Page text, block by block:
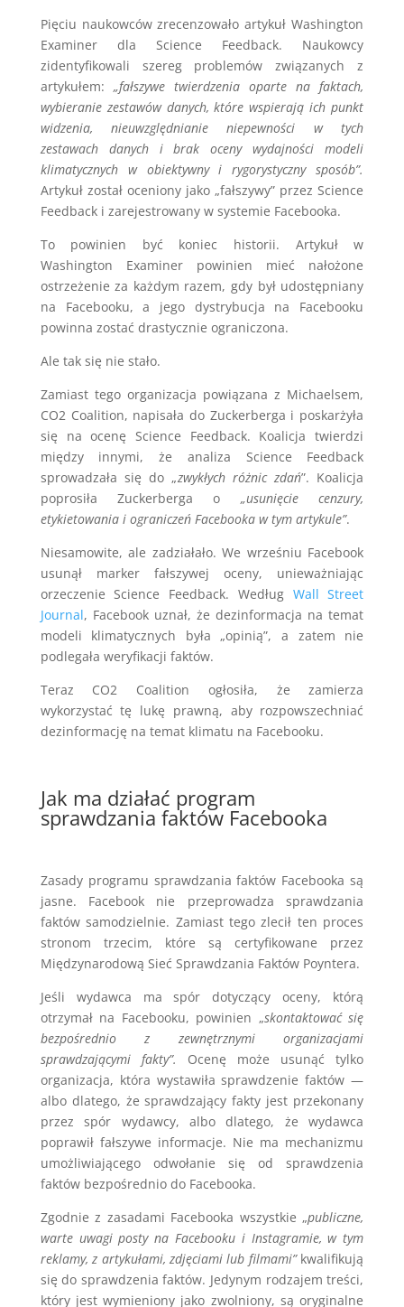
Pięciu naukowców zrecenzowało artykuł Washington
Examiner dla Science Feedback. Naukowcy
zidentyfikowali szereg problemów związanych z
artykułem: „fałszywe twierdzenia oparte na faktach,
wybieranie zestawów danych, które wspierają ich punkt
widzenia, nieuwzględnianie niepewności w tych
zestawach danych i brak oceny wydajności modeli
klimatycznych w obiektywny i rygorystyczny sposób”.
Artykuł został oceniony jako „fałszywy” przez Science
Feedback i zarejestrowany w systemie Facebooka.
To powinien być koniec historii. Artykuł w
Washington Examiner powinien mieć nałożone
ostrzeżenie za każdym razem, gdy był udostępniany
na Facebooku, a jego dystrybucja na Facebooku
powinna zostać drastycznie ograniczona.
Ale tak się nie stało.
Zamiast tego organizacja powiązana z Michaelsem,
CO2 Coalition, napisała do Zuckerberga i poskarżyła
się na ocenę Science Feedback. Koalicja twierdzi
między innymi, że analiza Science Feedback
sprowadzała się do „zwykłych różnic zdań”. Koalicja
poprosiła Zuckerberga o „usunięcie cenzury,
etykietowania i ograniczeń Facebooka w tym artykule”.
Niesamowite, ale zadziałało. We wrześniu Facebook
usunął marker fałszywej oceny, unieważniając
orzeczenie Science Feedback. Według Wall Street
Journal, Facebook uznał, że dezinformacja na temat
modeli klimatycznych była „opinią”, a zatem nie
podlegała weryfikacji faktów.
Teraz CO2 Coalition ogłosiła, że ​​zamierza
wykorzystać tę lukę prawną, aby rozpowszechniać
dezinformację na temat klimatu na Facebooku.
Jak ma działać program
sprawdzania faktów Facebooka
Zasady programu sprawdzania faktów Facebooka są
jasne. Facebook nie przeprowadza sprawdzania
faktów samodzielnie. Zamiast tego zlecił ten proces
stronom trzecim, które są certyfikowane przez
Międzynarodową Sieć Sprawdzania Faktów Poyntera.
Jeśli wydawca ma spór dotyczący oceny, którą
otrzymał na Facebooku, powinien „skontaktować się
bezpośrednio z zewnętrznymi organizacjami
sprawdzającymi fakty”. Ocenę może usunąć tylko
organizacja, która wystawiła sprawdzenie faktów —
albo dlatego, że sprawdzający fakty jest przekonany
przez spór wydawcy, albo dlatego, że wydawca
poprawił fałszywe informacje. Nie ma mechanizmu
umożliwiającego odwołanie się od sprawdzenia
faktów bezpośrednio do Facebooka.
Zgodnie z zasadami Facebooka wszystkie „publiczne,
warte uwagi posty na Facebooku i Instagramie, w tym
reklamy, z artykułami, zdjęciami lub filmami”kwalifikują
się do sprawdzenia faktów. Jedynym rodzajem treści,
który jest wymieniony jako zwolniony, są oryginalne